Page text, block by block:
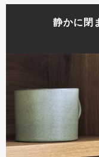
静かに閉